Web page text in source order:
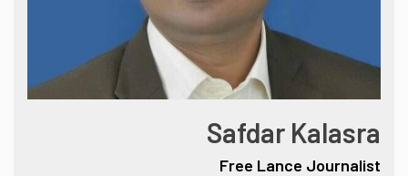
Safdar Kalasra
Free Lance Journalist